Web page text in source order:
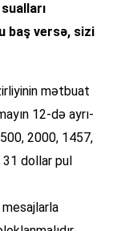
baş versə, sizi
mətbuat
12-də ayrı-
2000, 1457,
dollar pul